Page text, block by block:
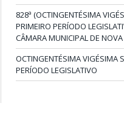
828ª (OCTINGENTÉSIMA
PRIMEIRO PERÍODO
CÂMARA MUNICIPAL DE
OCTINGENTÉSIMA VIGÉSIMA
PERÍODO LEGISLATIVO